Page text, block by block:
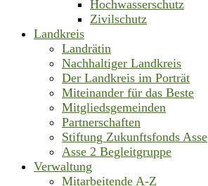
Hochwasserschutz
Zivilschutz
Landkreis
Landrätin
Nachhaltiger Landkreis
Der Landkreis im Porträt
Miteinander für das Beste
Mitgliedsgemeinden
Partnerschaften
Stiftung Zukunftsfonds Asse
Asse 2 Begleitgruppe
Verwaltung
Mitarbeitende A-Z